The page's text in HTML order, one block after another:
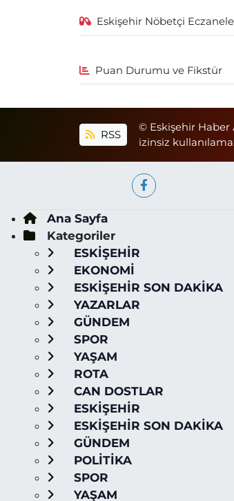
Eskişehir Nöbetçi
Puan Durumu ve Fikstür
RSS
© Eskişehir Haber
izinsiz
Ana Sayfa
Kategoriler
ESKİŞEHİR
EKONOMİ
ESKİŞEHİR SON DAKİKA
YAZARLAR
GÜNDEM
SPOR
YAŞAM
ROTA
CAN DOSTLAR
ESKİŞEHİR
ESKİŞEHİR SON DAKİKA
GÜNDEM
POLİTİKA
SPOR
YAŞAM